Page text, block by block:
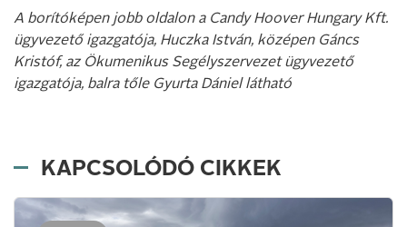
A borítóképen jobb oldalon a Candy Hoover Hungary Kft.
ügyvezető igazgatója, Huczka István, középen Gáncs
Kristóf, az Ökumenikus Segélyszervezet ügyvezető
igazgatója, balra tőle Gyurta Dániel látható
KAPCSOLÓDÓ CIKKEK